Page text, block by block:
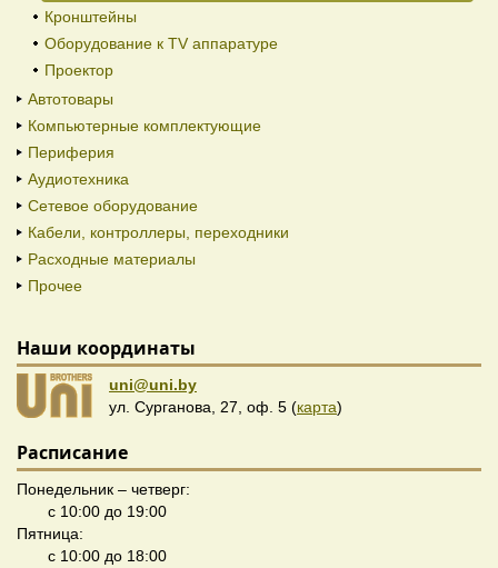
Кронштейны
Оборудование к TV аппаратуре
Проектор
Автотовары
Компьютерные комплектующие
Периферия
Аудиотехника
Сетевое оборудование
Кабели, контроллеры, переходники
Расходные материалы
Прочее
Наши координаты
uni@uni.by
ул. Сурганова, 27, оф. 5 (карта)
Расписание
Понедельник – четверг:
с 10:00 до 19:00
Пятница:
с 10:00 до 18:00